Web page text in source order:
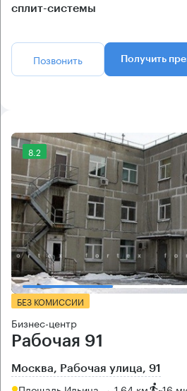
сплит-системы
Позвонить Получить
8.2
БЕЗ КОМИССИИ
Бизнес-центр
Рабочая 91
Москва, Рабочая улица, 91